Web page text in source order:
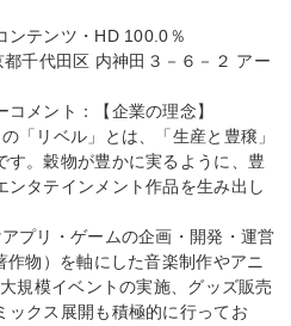
ンテンツ・HD 100.0％
千代田区 内神田３－６－２ アー
メント：【企業の理念】
「リベル」とは、「生産と豊穣」
す。穀物が豊かに実るように、豊
タテインメント作品を生み出し
プリ・ゲームの企画・開発・運営
物）を軸にした音楽制作やアニ
規模イベントの実施、グッズ販売
ックス展開も積極的に行ってお